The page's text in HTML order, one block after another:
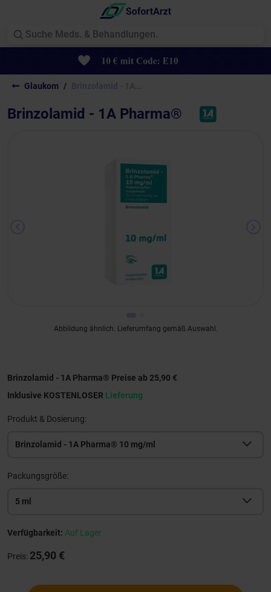
Glaukom
Brinzolamid - 1A Pharma®
Abbildung ähnlich. Lieferumfang gemäß Auswahl.
Brinzolamid - 1A Pharma® Preise ab 25,90 €
Inklusive KOSTENLOSER Lieferung
Produkt & Dosierung:
Brinzolamid - 1A Pharma® 10 mg/ml
Packungsgröße:
5 ml
Verfügbarkeit: Auf Lager
Preis: 25,90 €